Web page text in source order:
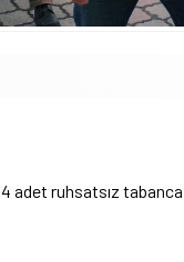
adet ruhsatsız